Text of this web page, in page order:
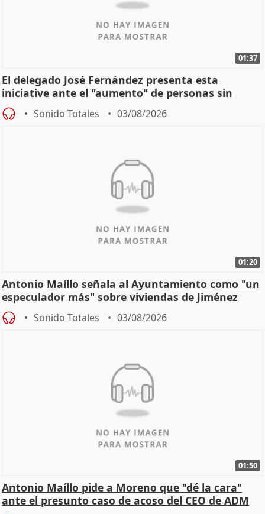
01:37
El delegado José Fernández presenta esta
iniciative ante el "aumento" de personas sin
hogar en Madri
Sonido Totales 03/08/2026
01:20
Antonio Maíllo señala al Ayuntamiento como "un
especulador más" sobre viviendas de Jiménez
Becerril
Sonido Totales 03/08/2026
01:50
Antonio Maíllo pide a Moreno que "dé la cara"
ante el presunto caso de acoso del CEO de ADM